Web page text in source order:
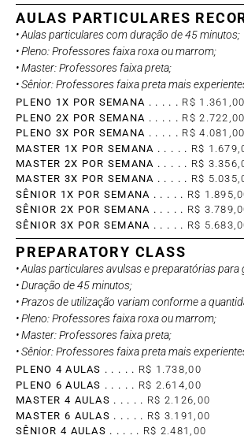
AULAS PARTICULARES
• Aulas particulares com duração de 45 minutos;
• Pleno: Professores faixa roxa ou marrom;
• Master: Professores faixa preta;
• Sênior: Professores faixa preta mais
PLENO 1X POR SEMANA . . . . . R$ 1.361,00
PLENO 2X POR SEMANA . . . . . R$ 2.722,00
PLENO 3X POR SEMANA . . . . . R$ 4.081,00
MASTER 1X POR SEMANA . . . . . R$
MASTER 2X POR SEMANA . . . . . R$
MASTER 3X POR SEMANA . . . . . R$
SÊNIOR 1X POR SEMANA . . . . . R$
SÊNIOR 2X POR SEMANA . . . . . R$
SÊNIOR 3X POR SEMANA . . . . . R$
PREPARATORY CLASS
• Aulas particulares avulsas e preparatórias para
• Duração de 45 minutos;
• Prazos de utilização variam conforme a
• Pleno: Professores faixa roxa ou marrom;
• Master: Professores faixa preta;
• Sênior: Professores faixa preta mais
PLENO 4 AULAS . . . . . R$ 1.738,00
PLENO 6 AULAS . . . . . R$ 2.614,00
MASTER 4 AULAS . . . . . R$ 2.126,00
MASTER 6 AULAS . . . . . R$ 3.191,00
SÊNIOR 4 AULAS . . . . . R$ 2.481,00